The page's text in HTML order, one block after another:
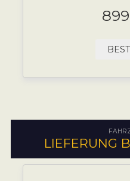
LIEFERUNG